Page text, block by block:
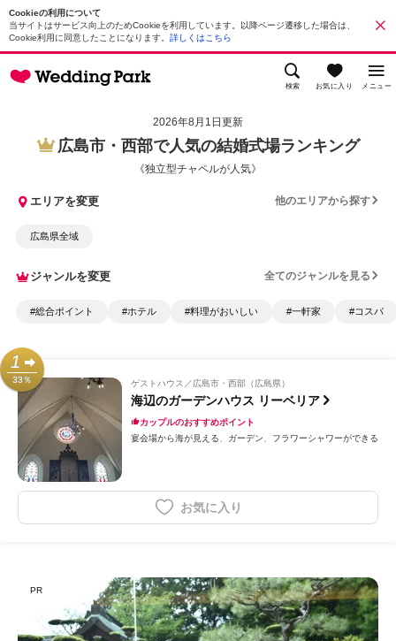
Cookieの利用について
当サイトはサービス向上のためCookieを利用しています。以降ページ遷移した場合は、
Cookie利用に同意したことになります。 詳しくはこちら
検索 お気に入り メニュー
2026年8月1日更新
広島市・西部で人気の結婚式場ランキング
《独立型チャペルが人気》
エリアを変更 他のエリアから探す
広島県全域
ジャンルを変更 全てのジャンルを見る
#総合ポイント #ホテル #料理がおいしい #一軒家 #コスパ
1
33％ ゲストハウス 広島市・西部（広島県）
海辺のガーデンハウス リーベリア
カップルのおすすめポイント
宴会場から海が見える
ガーデン フラワーシャワーができる
お気に入り
PR